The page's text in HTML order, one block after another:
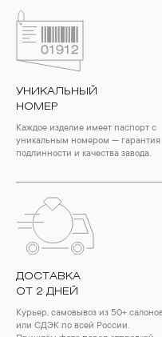
УНИКАЛЬНЫЙ
НОМЕР
Каждое изделие имеет паспорт с
уникальным номером — гарантия
подлинности и качества завода.
ДОСТАВКА
ОТ 2 ДНЕЙ
Курьер, самовывоз из 50+
или СДЭК по всей России.